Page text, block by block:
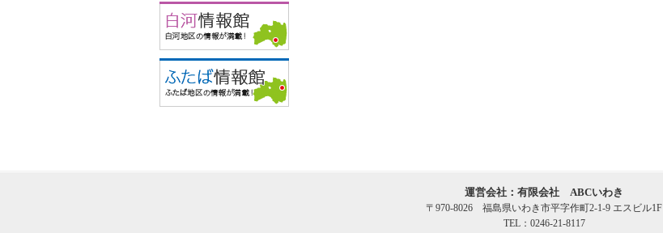
運営会社：有限会社 ABCいわき
〒970-8026 福島県いわき市平字作町2-1-9 エスビル1F
TEL：0246-21-8117